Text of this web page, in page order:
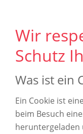
Wir
Schutz
Was ist ein
Ein Cookie ist
beim Besuch
heruntergeladen